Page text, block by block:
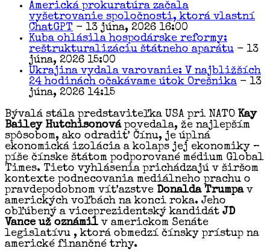
Americká prokuratúra začala
vyšetrovanie spoločnosti, ktorá vlastní
ChatGPT - 13 júna, 2026 16:00
Kuba ohlásila hospodárske reformy:
reštrukturalizáciu štátneho aparátu - 13
júna, 2026 15:00
Ukrajina vydala varovanie: V najbližších
24 hodinách očakávame útok Orešnika - 13
júna, 2026 14:15
Bývalá stála predstaviteľka USA pri NATO Kay
Bailey Hutchisonovápovedala, že najlepším
spôsobom, ako odradiť Čínu, je úplná
ekonomická izolácia a kolaps jej ekonomiky –
píše čínske štátom podporované médium Global
Times. Tieto vyhlásenia prichádzajú v širšom
kontexte podnecovania mediálneho prachu o
pravdepodobnom víťazstve Donalda Trumpav
amerických voľbách na konci roka. Jeho
obľúbený a viceprezidentský kandidát JD
Vance už oznámilv americkom Senáte
legislatívu , ktorá obmedzí čínsky prístup na
americké finančné trhy.